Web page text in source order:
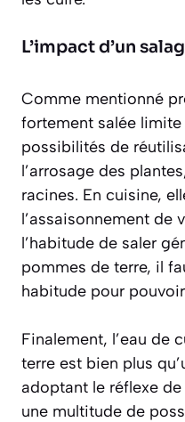
L’impact d’un
Comme mentionné
fortement salée
possibilités de
l’arrosage des
racines. En cuisine,
l’assaisonnement de
l’habitude de saler
pommes de terre, il
habitude pour
Finalement, l’eau de
terre est bien plus
adoptant le réflexe
une multitude de